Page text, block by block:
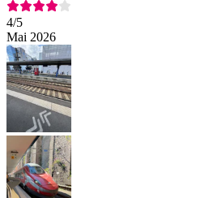
4/5
Mai 2026